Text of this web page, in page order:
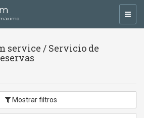
service / Servicio de
Mostrar filtros